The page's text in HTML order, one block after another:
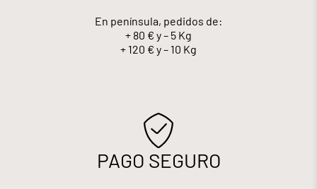
En península, pedidos de:
+ 80 € y – 5 Kg
+ 120 € y – 10 Kg
PAGO SEGURO